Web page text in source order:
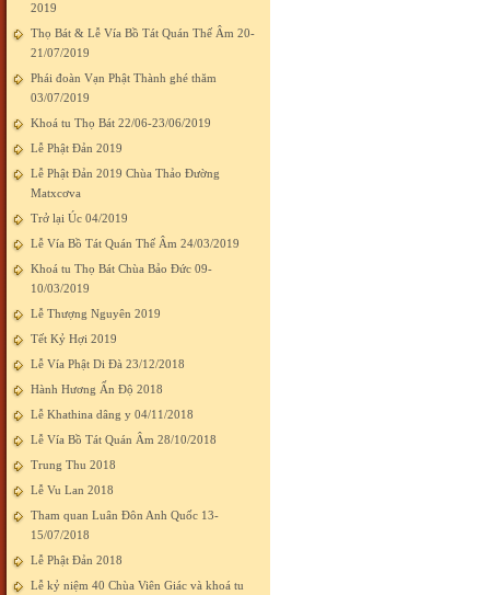
2019
Thọ Bát & Lễ Vía Bồ Tát Quán Thế Âm 20-
21/07/2019
Phái đoàn Vạn Phật Thành ghé thăm
03/07/2019
Khoá tu Thọ Bát 22/06-23/06/2019
Lễ Phật Đản 2019
Lễ Phật Đản 2019 Chùa Thảo Đường
Matxcơva
Trở lại Úc 04/2019
Lễ Vía Bồ Tát Quán Thế Âm 24/03/2019
Khoá tu Thọ Bát Chùa Bảo Đức 09-
10/03/2019
Lễ Thượng Nguyên 2019
Tết Kỷ Hợi 2019
Lễ Vía Phật Di Đà 23/12/2018
Hành Hương Ấn Độ 2018
Lễ Khathina dâng y 04/11/2018
Lễ Vía Bồ Tát Quán Âm 28/10/2018
Trung Thu 2018
Lễ Vu Lan 2018
Tham quan Luân Đôn Anh Quốc 13-
15/07/2018
Lễ Phật Đản 2018
Lễ kỷ niệm 40 Chùa Viên Giác và khoá tu